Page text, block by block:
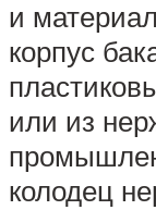
и
корпус
или из
колодец